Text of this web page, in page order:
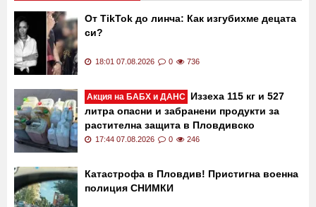
От TikTok до линча: Как изгубихме децата
си?
18:01 07.08.2026 0 736
Акция на БАБХ и ДАНС Иззеха 115 кг и 527
литра опасни и забранени продукти за
растителна защита в Пловдивско
17:44 07.08.2026 0 246
Катастрофа в Пловдив! Пристигна военна
полиция СНИМКИ